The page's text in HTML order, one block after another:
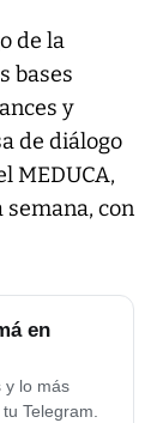
de la
bases
y
de diálogo
MEDUCA,
semana, con
en
y lo más
Telegram.